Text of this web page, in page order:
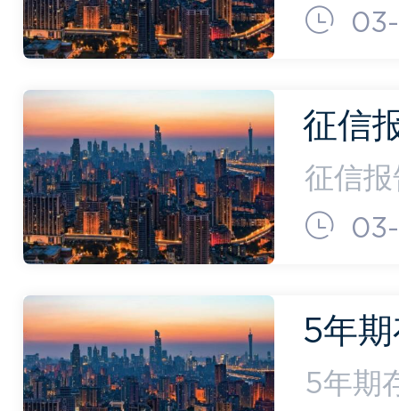
时间
影响
限公
征信
报告
征信
信报
价值
03-
5年
5年期